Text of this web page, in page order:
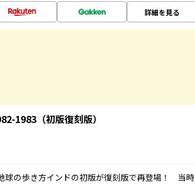
詳細を見る
1983（初版復刻版）
球の歩き方インドの初版が復刻版で再登場！ 当時